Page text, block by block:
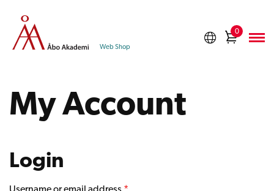
content
Web Shop
0
My Account
Login